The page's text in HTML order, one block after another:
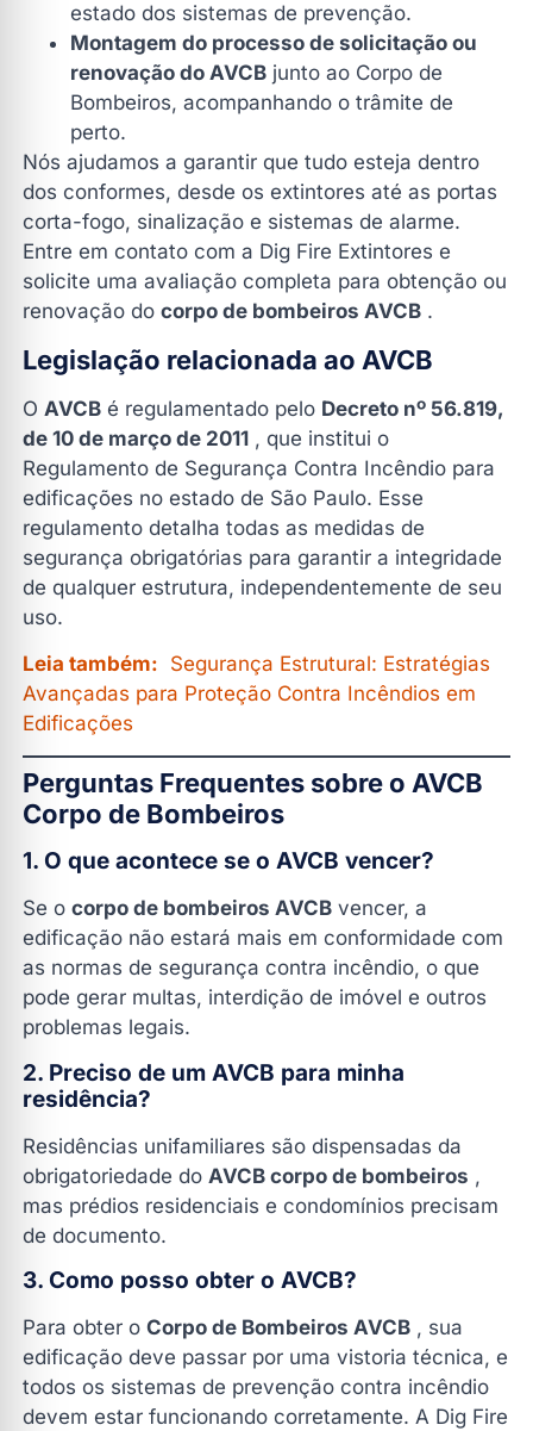
estado dos sistemas de prevenção.
Montagem do processo de solicitação ou
renovação do AVCB junto ao Corpo de
Bombeiros, acompanhando o trâmite de
perto.
Nós ajudamos a garantir que tudo esteja dentro
dos conformes, desde os extintores até as portas
corta-fogo, sinalização e sistemas de alarme.
Entre em contato com a Dig Fire Extintores e
solicite uma avaliação completa para obtenção ou
renovação do corpo de bombeiros AVCB .
Legislação relacionada ao AVCB
O AVCB é regulamentado pelo Decreto nº 56.819,
de 10 de março de 2011 , que institui o
Regulamento de Segurança Contra Incêndio para
edificações no estado de São Paulo. Esse
regulamento detalha todas as medidas de
segurança obrigatórias para garantir a integridade
de qualquer estrutura, independentemente de seu
uso.
Leia também: Segurança Estrutural: Estratégias
Avançadas para Proteção Contra Incêndios em
Edificações
Perguntas Frequentes sobre o AVCB
Corpo de Bombeiros
1. O que acontece se o AVCB vencer?
Se o corpo de bombeiros AVCB vencer, a
edificação não estará mais em conformidade com
as normas de segurança contra incêndio, o que
pode gerar multas, interdição de imóvel e outros
problemas legais.
2. Preciso de um AVCB para minha
residência?
Residências unifamiliares são dispensadas da
obrigatoriedade do AVCB corpo de bombeiros ,
mas prédios residenciais e condomínios precisam
de documento.
3. Como posso obter o AVCB?
Para obter o Corpo de Bombeiros AVCB , sua
edificação deve passar por uma vistoria técnica, e
todos os sistemas de prevenção contra incêndio
devem estar funcionando corretamente. A Dig Fire